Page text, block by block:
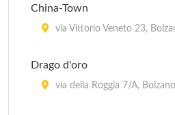
China-Town
via Vittorio Veneto 23,
Drago d'oro
via della Roggia 7/A, Bolzano